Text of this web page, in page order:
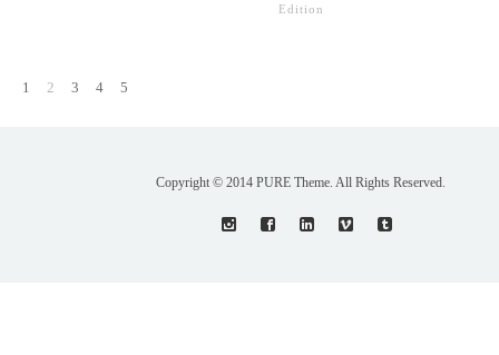
Edition
1 2 3 4 5
Copyright © 2014 PURE Theme. All Rights Reserved.